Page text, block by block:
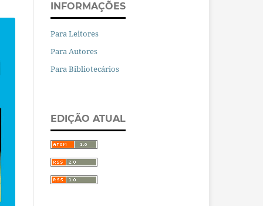
INFORMAÇÕES
Para Leitores
Para Autores
Para Bibliotecários
EDIÇÃO ATUAL